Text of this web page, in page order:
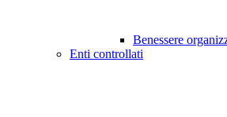
Benessere
Enti controllati